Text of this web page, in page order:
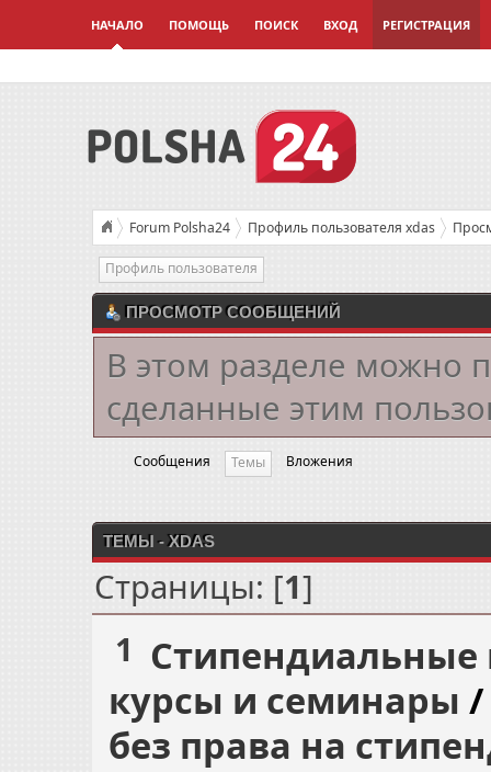
НАЧАЛО ПОМОЩЬ ПОИСК ВХОД РЕГИСТРАЦИЯ
Forum Polsha24 Профиль пользователя xdas
Профиль пользователя
ПРОСМОТР СООБЩЕНИЙ
В этом разделе можно
сделанные этим
Сообщения Темы Вложения
ТЕМЫ - XDAS
Страницы: [1]
1
курсы и семинары
без права на